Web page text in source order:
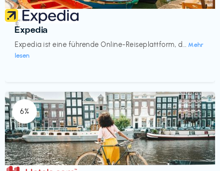
Reisen
Expedia
Expedia ist eine führende Online-Reiseplattform, d... Mehr
lesen
€‎
6%